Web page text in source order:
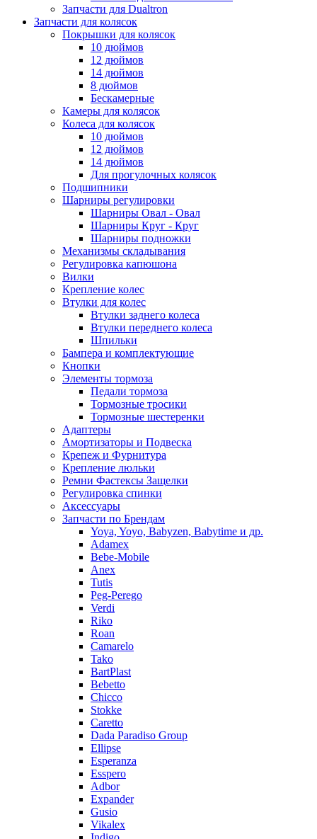
Запчасти для Dualtron
Запчасти для колясок
Покрышки для колясок
10 дюймов
12 дюймов
14 дюймов
8 дюймов
Бескамерные
Камеры для колясок
Колеса для колясок
10 дюймов
12 дюймов
14 дюймов
Для прогулочных колясок
Подшипники
Шарниры регулировки
Шарниры Овал - Овал
Шарниры Круг - Круг
Шарниры подножки
Механизмы складывания
Регулировка капюшона
Вилки
Крепление колес
Втулки для колес
Втулки заднего колеса
Втулки переднего колеса
Шпильки
Бампера и комплектующие
Кнопки
Элементы тормоза
Педали тормоза
Тормозные тросики
Тормозные шестеренки
Адаптеры
Амортизаторы и Подвеска
Крепеж и Фурнитура
Крепление люльки
Ремни Фастексы Защелки
Регулировка спинки
Аксессуары
Запчасти по Брендам
Yoya, Yoyo, Babyzen, Babytime и др.
Adamex
Bebe-Mobile
Anex
Tutis
Peg-Perego
Verdi
Riko
Roan
Camarelo
Tako
BartPlast
Bebetto
Chicco
Stokke
Caretto
Dada Paradiso Group
Ellipse
Esperanza
Esspero
Adbor
Expander
Gusio
Vikalex